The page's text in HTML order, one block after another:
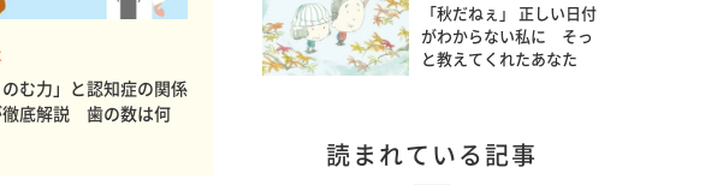
のむ力」と認知症の関係
徹底解説 歯の数は何
「秋だねぇ」 正しい日付
がわからない私に そっ
と教えてくれたあなた
読まれている記事